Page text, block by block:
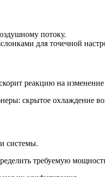
потоку.
для точечной
реакцию на
системы.
требуемую